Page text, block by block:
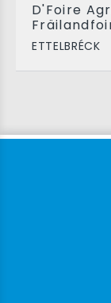
D'Foire
ETTELBRÉCK